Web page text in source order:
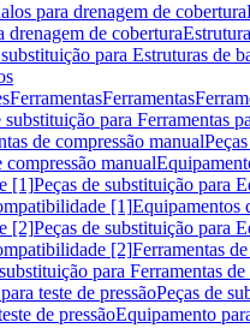
para drenagem de cobertura
drenagem de cobertura
para Estruturas de
FerramentasFerramentas
substituição para Ferramentas
de compressão manual
compressão manual
[1]Peças de substituição para
[1]Equipamentos
[2]Peças de substituição para
[2]Ferramentas
para Ferramentas
teste de pressãoPeças de
de pressãoEquipamento